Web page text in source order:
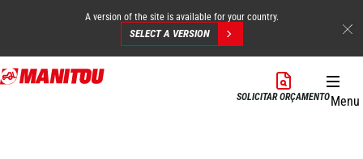
Skip
to
A version of the site is available for your country.
SELECT A VERSION
SOLICITAR ORÇAMENTOMenu